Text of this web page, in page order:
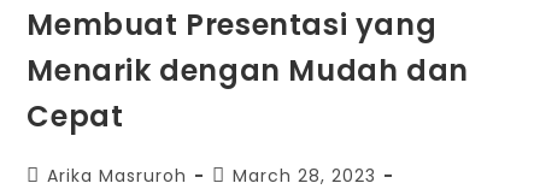
Membuat Presentasi yang
Menarik dengan Mudah dan
Cepat
Arika Masruroh
March 28, 2023